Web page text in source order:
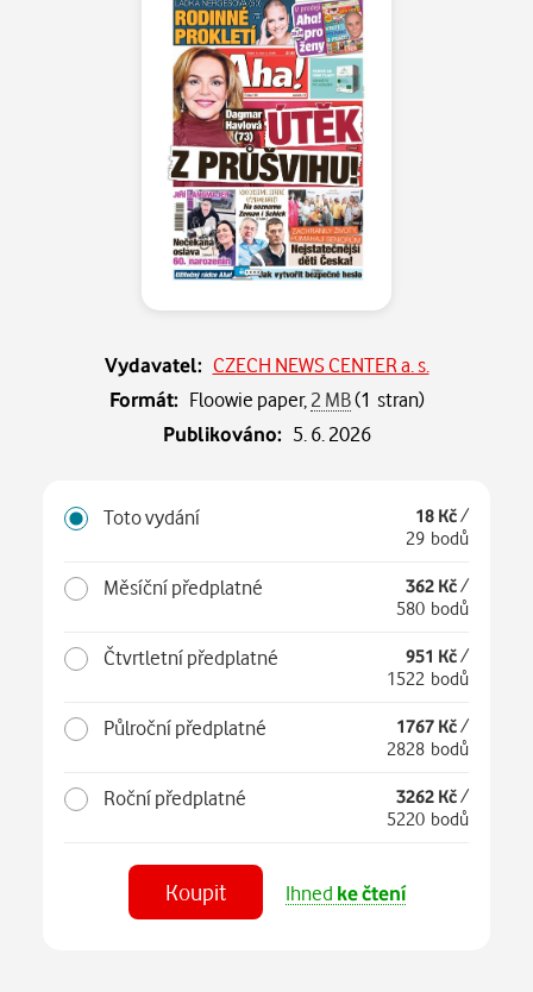
Vydavatel: CZECH NEWS CENTER a. s.
Formát: Floowie paper, 2 MB(1 stran)
Publikováno: 5. 6. 2026
Toto vydání 18 Kč/
29 bodů
Měsíční předplatné 362 Kč/
580 bodů
Čtvrtletní předplatné 951 Kč/
1522 bodů
Půlroční předplatné 1767 Kč/
2828 bodů
Roční předplatné 3262 Kč/
5220 bodů
Koupit Ihned ke čtení